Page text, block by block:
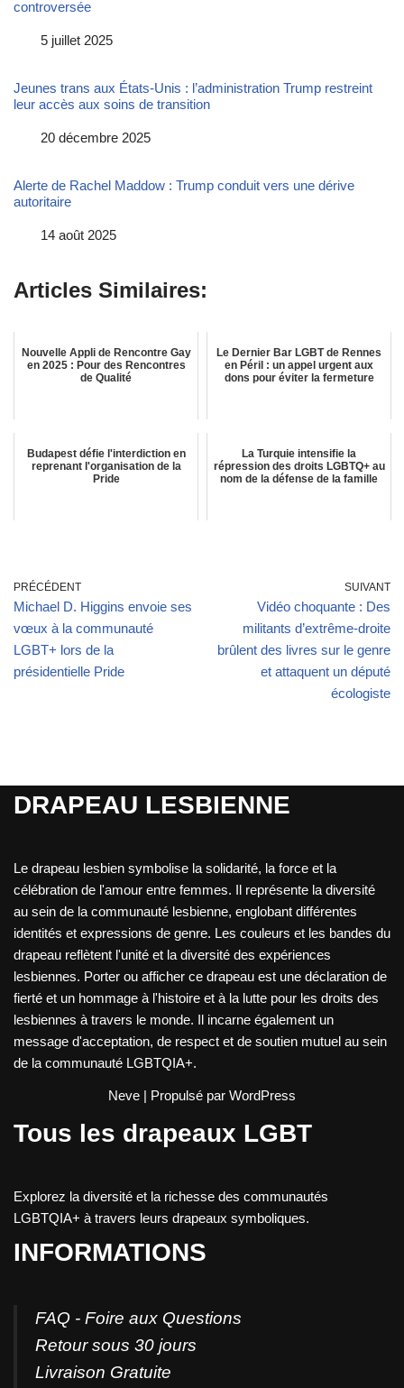
controversée
Date5 juillet 2025
Jeunes trans aux États-Unis : l’administration Trump restreint
leur accès aux soins de transition
Date20 décembre 2025
Alerte de Rachel Maddow : Trump conduit vers une dérive
autoritaire
Date14 août 2025
Articles Similaires:
Nouvelle Appli de Rencontre Gay
en 2025 : Pour des Rencontres
de Qualité
Le Dernier Bar LGBT de Rennes
en Péril : un appel urgent aux
dons pour éviter la fermeture
Budapest défie l'interdiction en
reprenant l'organisation de la
Pride
La Turquie intensifie la
répression des droits LGBTQ+ au
nom de la défense de la famille
PRÉCÉDENT
Michael D. Higgins envoie ses
vœux à la communauté
LGBT+ lors de la
présidentielle Pride
SUIVANT
Vidéo choquante : Des
militants d’extrême-droite
brûlent des livres sur le genre
et attaquent un député
écologiste
DRAPEAU LESBIENNE
Le drapeau lesbien symbolise la solidarité, la force et la
célébration de l'amour entre femmes. Il représente la diversité
au sein de la communauté lesbienne, englobant différentes
identités et expressions de genre. Les couleurs et les bandes du
drapeau reflètent l'unité et la diversité des expériences
lesbiennes. Porter ou afficher ce drapeau est une déclaration de
fierté et un hommage à l'histoire et à la lutte pour les droits des
lesbiennes à travers le monde. Il incarne également un
message d'acceptation, de respect et de soutien mutuel au sein
de la communauté LGBTQIA+.
Neve | Propulsé par WordPress
Tous les drapeaux LGBT
Explorez la diversité et la richesse des communautés
LGBTQIA+ à travers leurs drapeaux symboliques.
INFORMATIONS
FAQ - Foire aux Questions
Retour sous 30 jours
Livraison Gratuite